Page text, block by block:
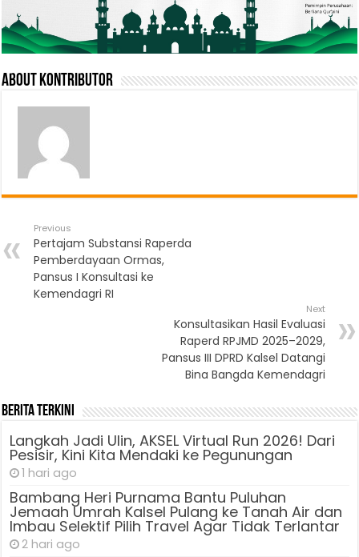
About Kontributor
Previous
Pertajam Substansi Raperda
Pemberdayaan Ormas,
Pansus I Konsultasi ke
Kemendagri RI
Next
Konsultasikan Hasil Evaluasi
Raperd RPJMD 2025–2029,
Pansus III DPRD Kalsel Datangi
Bina Bangda Kemendagri
Berita Terkini
Langkah Jadi Ulin, AKSEL Virtual Run 2026! Dari
Pesisir, Kini Kita Mendaki ke Pegunungan
1 hari ago
Bambang Heri Purnama Bantu Puluhan
Jemaah Umrah Kalsel Pulang ke Tanah Air dan
Imbau Selektif Pilih Travel Agar Tidak Terlantar
2 hari ago